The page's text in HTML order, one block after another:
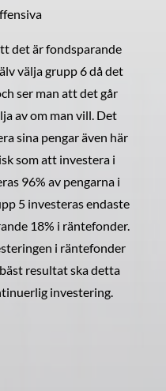
det är fondsparande
välja grupp 6 då det
ser man att det går
av om man vill. Det
sina pengar även här
som att investera i
96% av pengarna i
5 investeras endaste
18% i räntefonder.
i räntefonder
resultat ska detta
investering.